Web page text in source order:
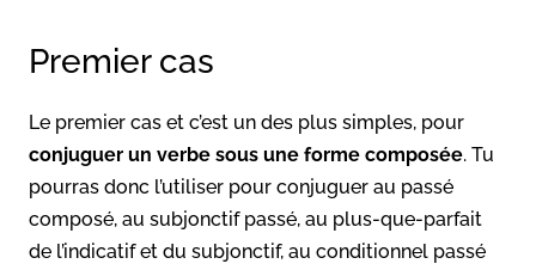
Premier cas
Le premier cas et c’est un des plus simples, pour
conjuguer un verbe sous une forme composée. Tu
pourras donc l’utiliser pour conjuguer au passé
composé, au subjonctif passé, au plus-que-parfait
de l’indicatif et du subjonctif, au conditionnel passé